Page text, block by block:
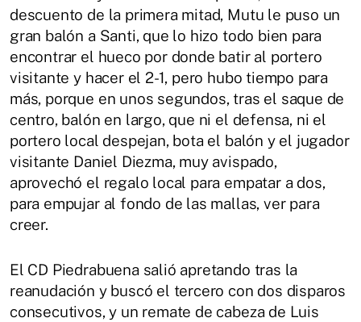
descuento de la primera mitad, Mutu le puso un
gran balón a Santi, que lo hizo todo bien para
encontrar el hueco por donde batir al portero
visitante y hacer el 2-1, pero hubo tiempo para
más, porque en unos segundos, tras el saque de
centro, balón en largo, que ni el defensa, ni el
portero local despejan, bota el balón y el jugador
visitante Daniel Diezma, muy avispado,
aprovechó el regalo local para empatar a dos,
para empujar al fondo de las mallas, ver para
creer.
El CD Piedrabuena salió apretando tras la
reanudación y buscó el tercero con dos disparos
consecutivos, y un remate de cabeza de Luis